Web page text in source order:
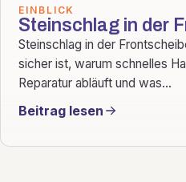
EINBLICK
Steinschlag in der
Steinschlag in der
sicher ist, warum schnelles
Reparatur abläuft und was...
Beitrag lesen